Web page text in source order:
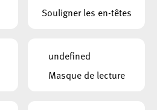
Souligner les en-têtes
undefined
Masque de lecture